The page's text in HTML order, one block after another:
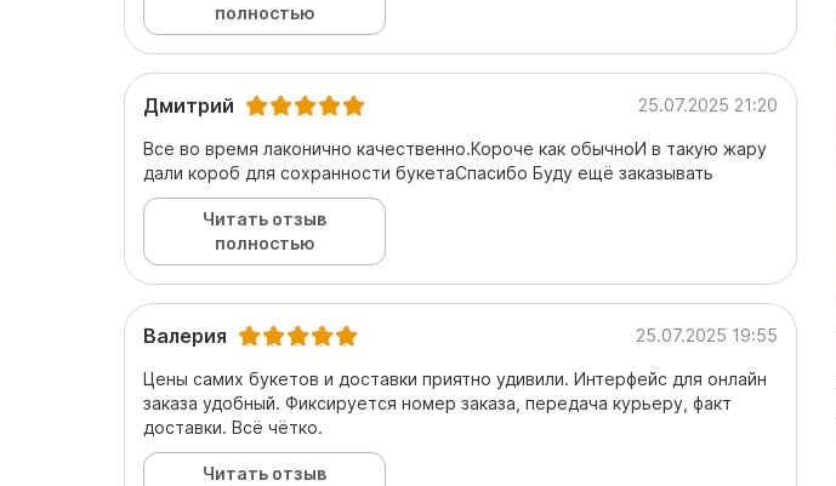
полностью
Дмитрий 25.07.2025 21:20
Все во время лаконично качественно.Короче как обычноИ в такую жару
дали короб для сохранности букетаСпасибо Буду ещё заказывать
Читать отзыв
полностью
Валерия 25.07.2025 19:55
Цены самих букетов и доставки приятно удивили. Интерфейс для онлайн
заказа удобный. Фиксируется номер заказа, передача курьеру, факт
доставки. Всё чётко.
Читать отзыв